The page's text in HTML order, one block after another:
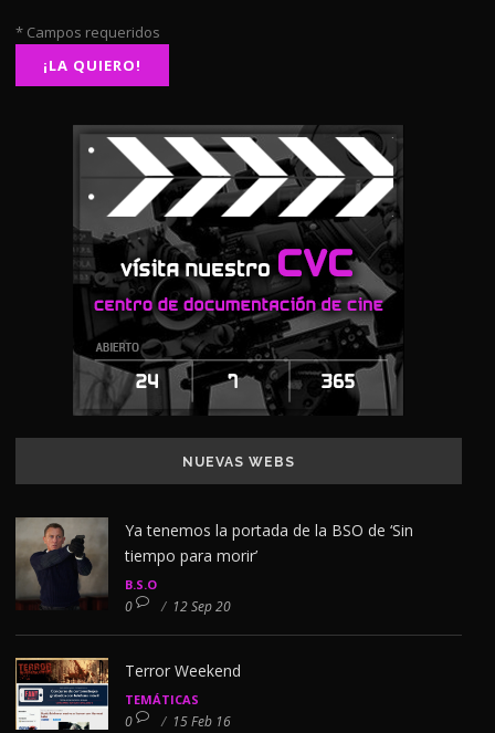
* Campos requeridos
NUEVAS WEBS
Ya tenemos la portada de la BSO de ‘Sin
tiempo para morir’
B.S.O
0 / 12 Sep 20
Terror Weekend
TEMÁTICAS
0 / 15 Feb 16